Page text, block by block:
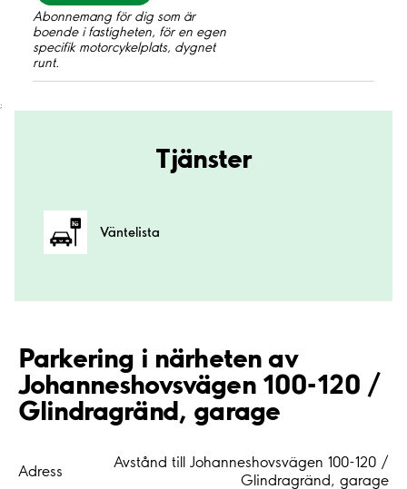
Abonnemang för dig som är
boende i fastigheten, för en egen
specifik motorcykelplats, dygnet
runt.
;
Tjänster
Väntelista
Parkering i närheten av
Johanneshovsvägen 100-120 /
Glindragränd, garage
Adress
Avstånd till Johanneshovsvägen 100-120 /
Glindragränd, garage